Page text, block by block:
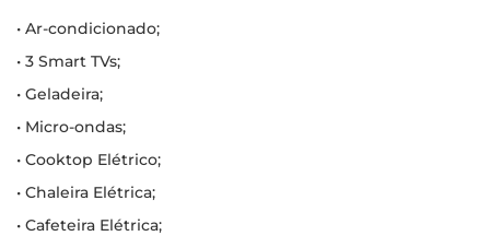
• Ar-condicionado;
• 3 Smart TVs;
• Geladeira;
• Micro-ondas;
• Cooktop Elétrico;
• Chaleira Elétrica;
• Cafeteira Elétrica;